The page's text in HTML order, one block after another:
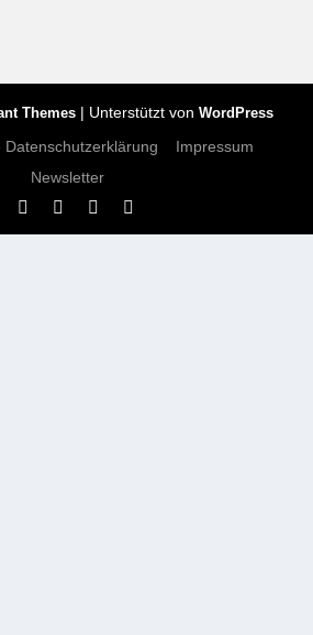
Themes| Unterstützt von WordPress
Datenschutzerklärung
Impressum
Newsletter